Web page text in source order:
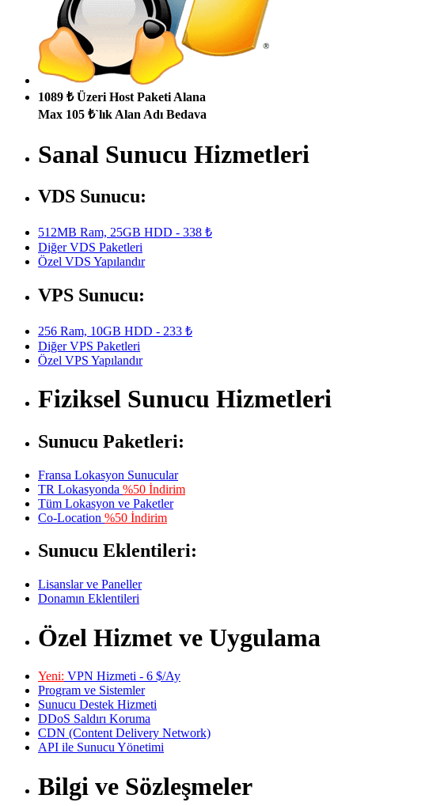
1089 ₺ Üzeri Host Paketi Alana
Max 105 ₺`lık Alan Adı Bedava
Sanal Sunucu Hizmetleri
VDS Sunucu:
512MB Ram, 25GB HDD - 338 ₺
Diğer VDS Paketleri
Özel VDS Yapılandır
VPS Sunucu:
256 Ram, 10GB HDD - 233 ₺
Diğer VPS Paketleri
Özel VPS Yapılandır
Fiziksel Sunucu Hizmetleri
Sunucu Paketleri:
Fransa Lokasyon Sunucular
TR Lokasyonda %50 İndirim
Tüm Lokasyon ve Paketler
Co-Location %50 İndirim
Sunucu Eklentileri:
Lisanslar ve Paneller
Donamın Eklentileri
Özel Hizmet ve Uygulama
Yeni: VPN Hizmeti - 6 $/Ay
Program ve Sistemler
Sunucu Destek Hizmeti
DDoS Saldırı Koruma
CDN (Content Delivery Network)
API ile Sunucu Yönetimi
Bilgi ve Sözleşmeler